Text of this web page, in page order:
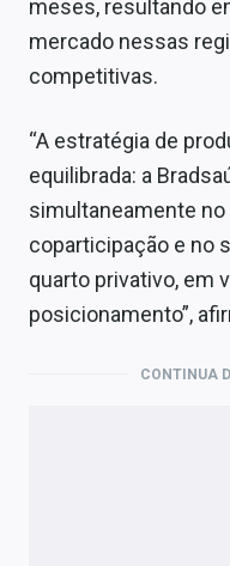
meses, resultando
mercado nessas
competitivas.
“A estratégia de
equilibrada: a
simultaneamente
coparticipação e no
quarto privativo, em
posicionamento”,
CONTINUA